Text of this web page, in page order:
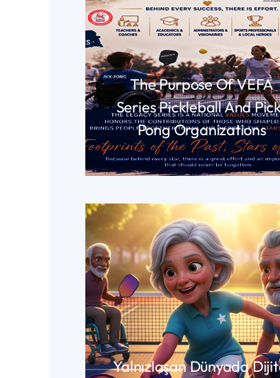
The Purpose Of VEFA
Series Pickleball And
Pong Organizations
DEVAMINI OKU
Yalnızlaşan Dünyada